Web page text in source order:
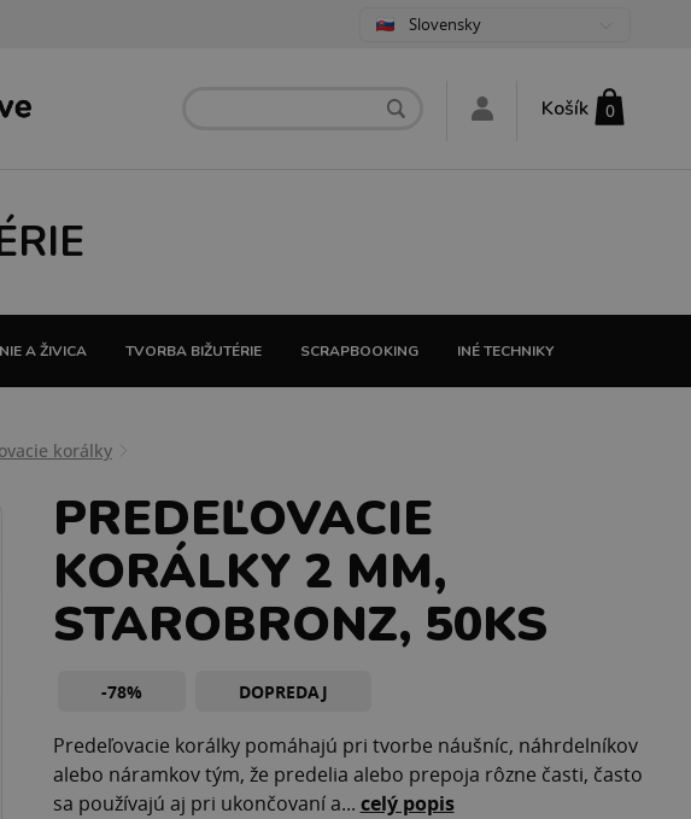
Slovensky
Košík 0
A ŽIVICA TVORBA BIŽUTÉRIE SCRAPBOOKING INÉ TECHNIKY
korálky
PREDEĽOVACIE
KORÁLKY 2 MM,
STAROBRONZ, 50KS
-78% DOPREDAJ
Predeľovacie korálky pomáhajú pri tvorbe náušníc, náhrdelníkov
alebo náramkov tým, že predelia alebo prepoja rôzne časti, často
sa používajú aj pri ukončovaní a... celý popis